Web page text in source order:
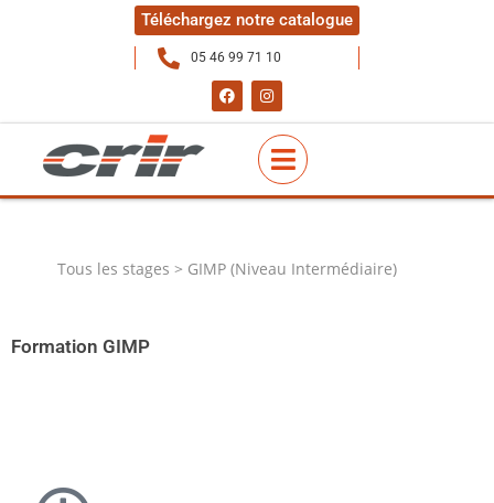
Téléchargez notre catalogue
05 46 99 71 10
Tous les stages > GIMP (Niveau Intermédiaire)
Formation GIMP